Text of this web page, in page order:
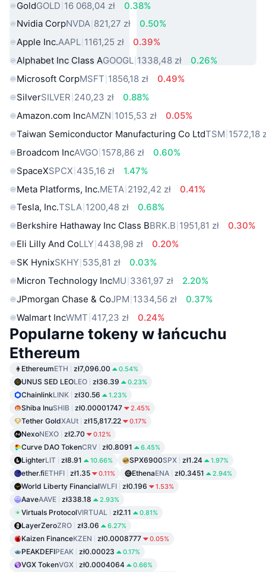
GoldGOLD 16 068,04 zł
0.38%
Nvidia CorpNVDA 821,27 zł
0.50%
Apple Inc.AAPL 1161,25 zł
0.39%
Alphabet Inc Class AGOOGL 1338,48 zł
0.26%
Microsoft CorpMSFT 1856,18 zł
0.49%
SilverSILVER 240,23 zł
0.88%
Amazon.com IncAMZN 1015,53 zł
0.05%
Taiwan Semiconductor Manufacturing Co LtdTSM 1572,18
Broadcom IncAVGO 1578,86 zł
0.60%
SpaceXSPCX 435,16 zł
1.47%
Meta Platforms, Inc.META 2192,42 zł
0.41%
Tesla, Inc.TSLA 1200,48 zł
0.68%
Berkshire Hathaway Inc Class BBRK.B 1951,81 zł
0.30%
Eli Lilly And CoLLY 4438,98 zł
0.20%
SK HynixSKHY 535,81 zł
0.03%
Micron Technology IncMU 3361,97 zł
2.20%
JPmorgan Chase & CoJPM 1334,56 zł
0.37%
Walmart IncWMT 417,23 zł 0.24%
Popularne tokeny w łańcuchu
Ethereum
EthereumETH zł7,096.00 0.54%
UNUS SED LEOLEO zł36.39 0.23%
ChainlinkLINK zł30.56 1.23%
Shiba InuSHIB zł0.00001747 2.45%
Tether GoldXAUt zł15,817.22 0.17%
NexoNEXO zł2.70 0.12%
Curve DAO TokenCRV zł0.8091 6.45%
LighterLIT zł8.91 10.66% SPX6900SPX zł1.24 1.97%
ether.fiETHFI zł1.35 0.11% EthenaENA zł0.3451 2.94%
World Liberty FinancialWLFI zł0.196 1.53%
AaveAAVE zł338.18 2.93%
Virtuals ProtocolVIRTUAL zł2.11 0.81%
LayerZeroZRO zł3.06 6.27%
Kaizen FinanceKZEN zł0.0008777 0.05%
PEAKDEFIPEAK zł0.00023 0.17%
VGX TokenVGX zł0.0004064 0.66%